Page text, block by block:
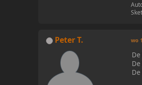
Peter T. wo